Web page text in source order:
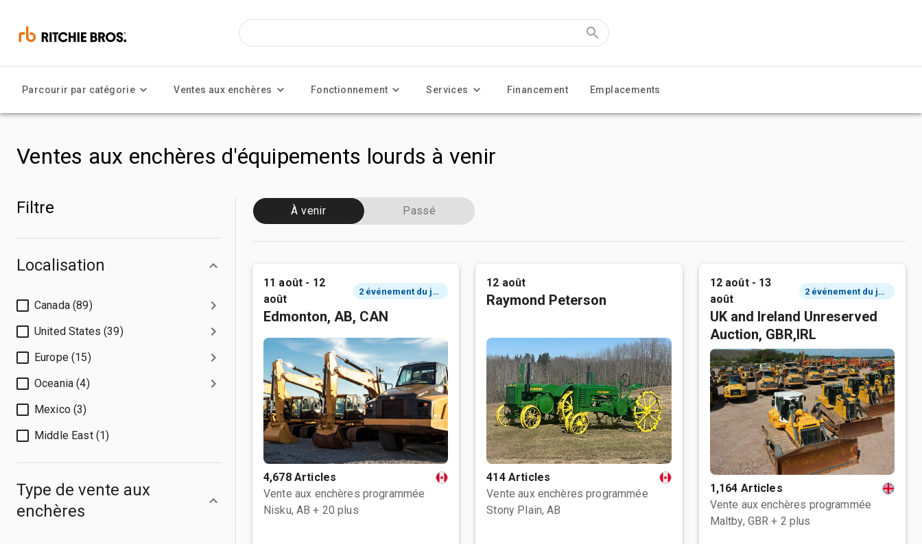
Parcourir par catégorie Ventes aux enchères Fonctionnement Services Financement Emplacements
Ventes aux enchères d'équipements lourds à venir
Filtre
Localisation
Canada (89)
United States (39)
Europe (15)
Oceania (4)
Mexico (3)
Middle East (1)
Type de vente aux
enchères
À venir Passé
11 août - 12
août
2 événement du jour
Edmonton, AB, CAN
4,678 Articles
Vente aux enchères programmée
Nisku, AB + 20 plus
12 août
Raymond Peterson
414 Articles
Vente aux enchères programmée
Stony Plain, AB
12 août - 13
août
2 événement du jour
UK and Ireland Unreserved
Auction, GBR,IRL
1,164 Articles
Vente aux enchères programmée
Maltby, GBR + 2 plus